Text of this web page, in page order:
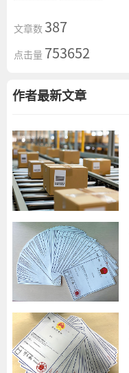
文章数 387
点击量 753652
作者最新文章